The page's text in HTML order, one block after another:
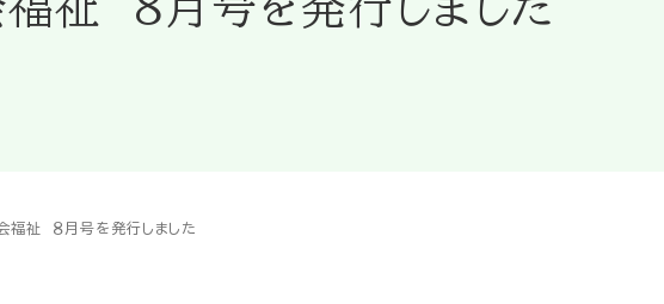
福祉 ８月号を発行しました